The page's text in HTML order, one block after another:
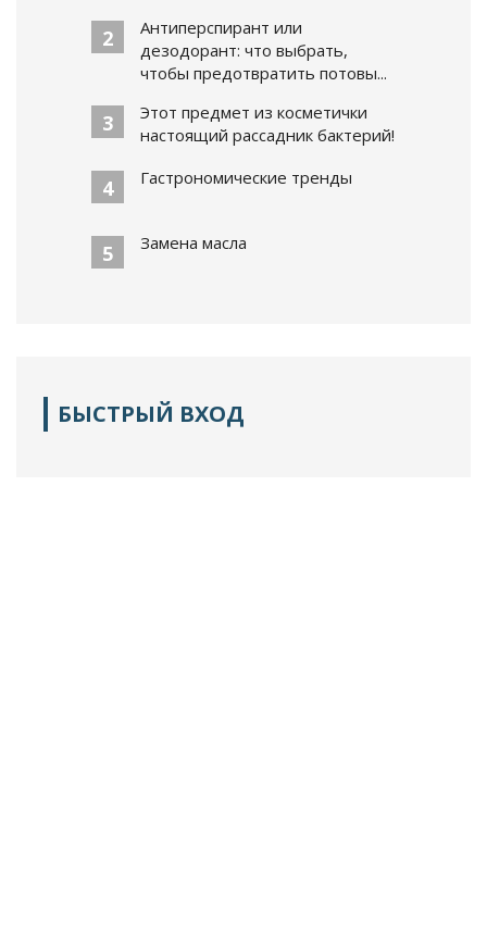
2
Антиперспирант или
дезодорант: что выбрать,
чтобы предотвратить потовы...
3
Этот предмет из косметички
настоящий рассадник бактерий!
4 Гастрономические тренды
5 Замена масла
БЫСТРЫЙ ВХОД